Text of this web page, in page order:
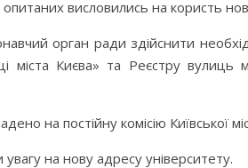
висловились на користь
орган ради здійснити
міста Києва» та Реєстру вулиць
на постійну комісію Київської
на нову адресу університету.